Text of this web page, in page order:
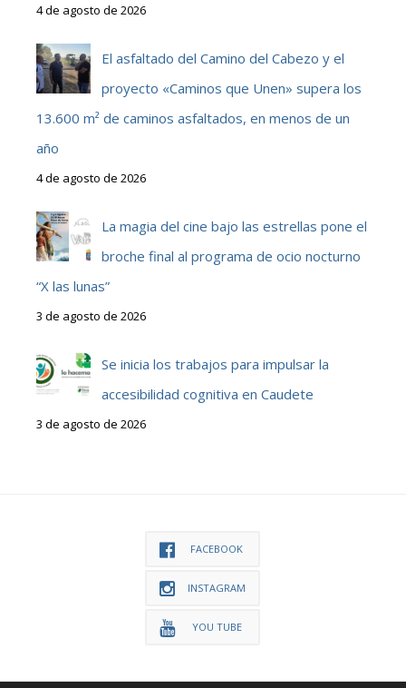
4 de agosto de 2026
El asfaltado del Camino del Cabezo y el
proyecto «Caminos que Unen» supera los
13.600 m² de caminos asfaltados, en menos de un
año
4 de agosto de 2026
La magia del cine bajo las estrellas pone el
broche final al programa de ocio nocturno
“X las lunas”
3 de agosto de 2026
Se inicia los trabajos para impulsar la
accesibilidad cognitiva en Caudete
3 de agosto de 2026
FACEBOOK
INSTAGRAM
YOU TUBE